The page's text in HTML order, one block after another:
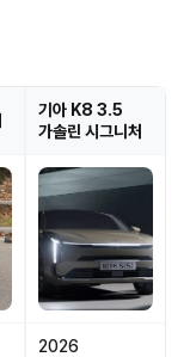
기아 K8 3.5
가솔린 시그니처
2026